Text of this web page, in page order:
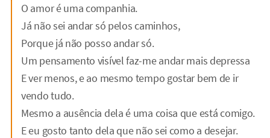
O amor é uma companhia.
Já não sei andar só pelos caminhos,
Porque já não posso andar só.
Um pensamento visível faz-me andar mais depressa
E ver menos, e ao mesmo tempo gostar bem de ir
vendo tudo.
Mesmo a ausência dela é uma coisa que está comigo.
E eu gosto tanto dela que não sei como a desejar.